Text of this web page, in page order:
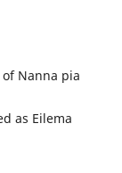
Nanna pia
as Eilema